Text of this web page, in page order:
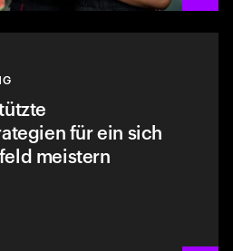
für ein sich
meistern